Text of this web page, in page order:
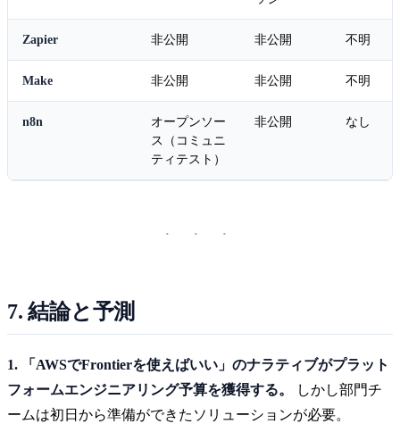
Zapier 非公開 非公開 不明
Make 非公開 非公開 不明
n8n
オープンソー
ス（コミュニ
ティテスト）
非公開 なし
7. 結論と予測
1. 「AWSでFrontierを使えばいい」のナラティブがプラット
フォームエンジニアリング予算を獲得する。
しかし部門チ
ームは初日から準備ができたソリューションが必要。